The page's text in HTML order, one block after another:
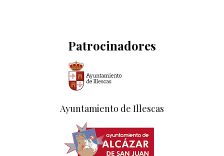
Patrocinadores
Ayuntamiento de Illescas